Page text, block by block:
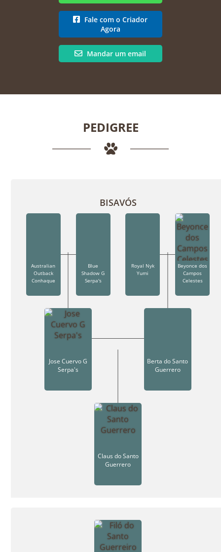
Fale com o Criador
Agora
Mandar um email
PEDIGREE
Claus do Santo
Guerrero
Jose Cuervo G
Serpa's
Berta do Santo
Guerrero
BISAVÓS
Australian
Outback
Conhaque
Blue
Shadow G
Serpa's
Royal Nyk
Yumi
Beyonce dos
Campos
Celestes